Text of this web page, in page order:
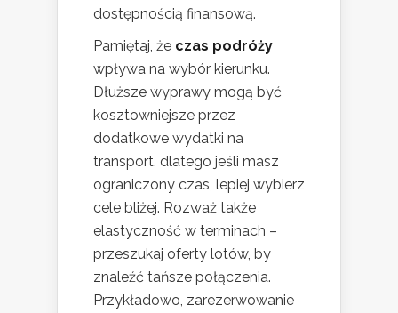
dostępnością finansową.
Pamiętaj, że czas podróży
wpływa na wybór kierunku.
Dłuższe wyprawy mogą być
kosztowniejsze przez
dodatkowe wydatki na
transport, dlatego jeśli masz
ograniczony czas, lepiej wybierz
cele bliżej. Rozważ także
elastyczność w terminach –
przeszukaj oferty lotów, by
znaleźć tańsze połączenia.
Przykładowo, zarezerwowanie